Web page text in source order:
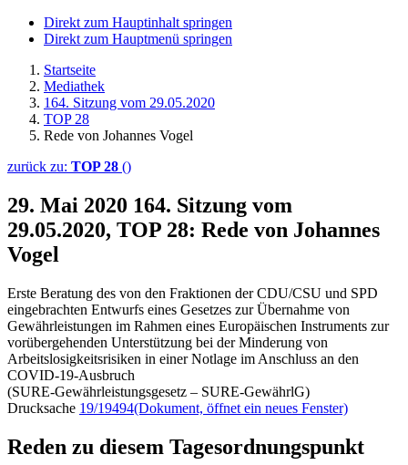
Direkt zum Hauptinhalt springen
Direkt zum Hauptmenü springen
Startseite
Mediathek
164. Sitzung vom 29.05.2020
TOP 28
Rede von Johannes Vogel
zurück zu: TOP 28 ()
29. Mai 2020 164. Sitzung vom
29.05.2020, TOP 28: Rede von Johannes
Vogel
Erste Beratung des von den Fraktionen der CDU/CSU und SPD
eingebrachten Entwurfs eines Gesetzes zur Übernahme von
Gewährleistungen im Rahmen eines Europäischen Instruments zur
vorübergehenden Unterstützung bei der Minderung von
Arbeitslosigkeitsrisiken in einer Notlage im Anschluss an den
COVID-19-Ausbruch
(SURE-Gewährleistungsgesetz – SURE-GewährlG)
Drucksache 19/19494(Dokument, öffnet ein neues Fenster)
Reden zu diesem Tagesordnungspunkt